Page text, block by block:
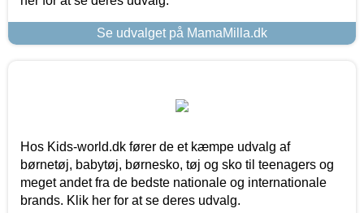
Se udvalget på MamaMilla.dk
Hos Kids-world.dk fører de et kæmpe udvalg af
børnetøj, babytøj, børnesko, tøj og sko til teenagers og
meget andet fra de bedste nationale og internationale
brands. Klik her for at se deres udvalg.